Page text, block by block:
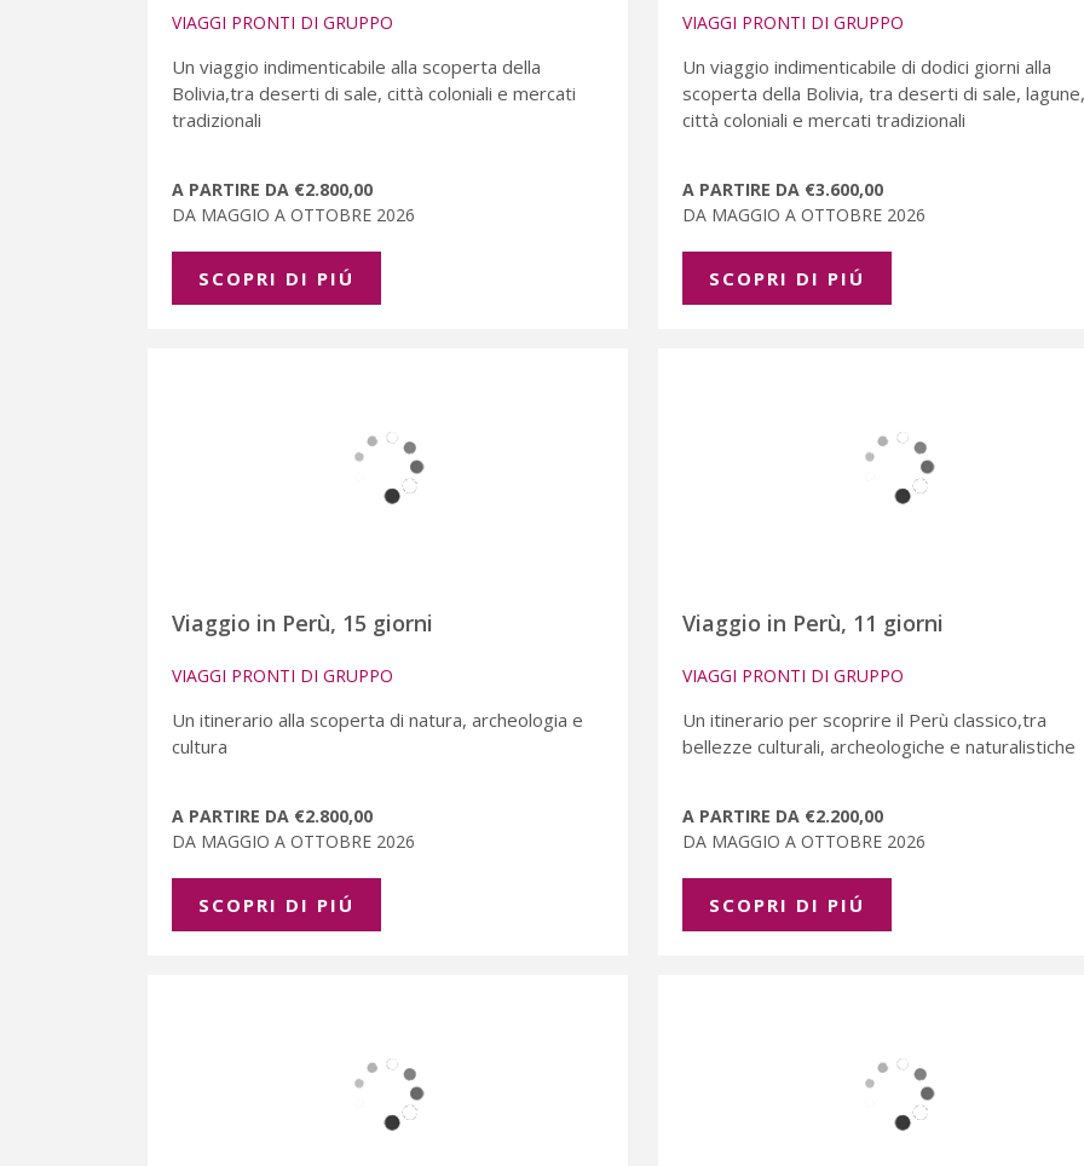
VIAGGI PRONTI DI GRUPPO
Un viaggio indimenticabile alla scoperta della
Bolivia,tra deserti di sale, città coloniali e mercati
tradizionali
A PARTIRE DA €2.800,00
DA MAGGIO A OTTOBRE 2026
SCOPRI DI PIÚ
VIAGGI PRONTI DI GRUPPO
Un viaggio indimenticabile di dodici giorni alla
scoperta della Bolivia, tra deserti di sale, lagune,
città coloniali e mercati tradizionali
A PARTIRE DA €3.600,00
DA MAGGIO A OTTOBRE 2026
SCOPRI DI PIÚ
Viaggio in Perù, 15 giorni
VIAGGI PRONTI DI GRUPPO
Un itinerario alla scoperta di natura, archeologia e
cultura
A PARTIRE DA €2.800,00
DA MAGGIO A OTTOBRE 2026
SCOPRI DI PIÚ
Viaggio in Perù, 11 giorni
VIAGGI PRONTI DI GRUPPO
Un itinerario per scoprire il Perù classico,tra
bellezze culturali, archeologiche e naturalistiche
A PARTIRE DA €2.200,00
DA MAGGIO A OTTOBRE 2026
SCOPRI DI PIÚ